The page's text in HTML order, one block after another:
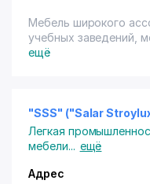
Мебель широкого
учебных заведений,
кафе и т.д.
ещё
"SSS" ("Salar
Легкая
мебели... ещё
Адрес